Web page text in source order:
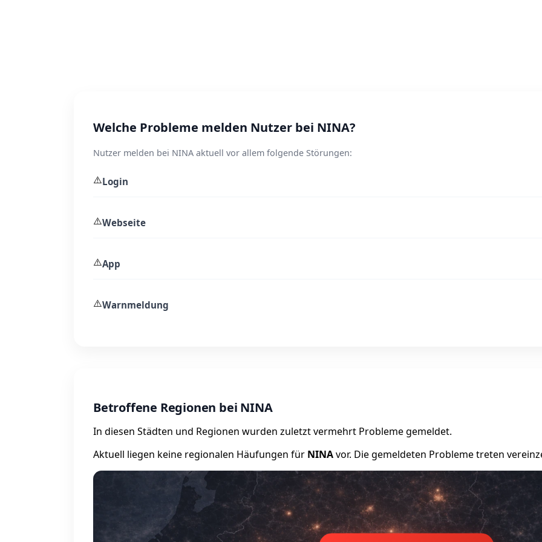
Welche Probleme melden Nutzer bei NINA?
Nutzer melden bei NINA aktuell vor allem folgende Störungen:
⚠️Login
⚠️Webseite
⚠️App
⚠️Warnmeldung
Betroffene Regionen bei NINA
In diesen Städten und Regionen wurden zuletzt vermehrt Probleme gemeldet.
Aktuell liegen keine regionalen Häufungen für NINAvor. Die gemeldeten Probleme treten